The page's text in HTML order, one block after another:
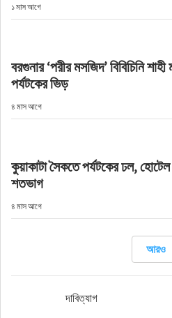
অপরাধ
প্রবাস
ভিডিও
১ মাস আগে
বরগুনার ‘পরীর মসজিদ’ বিবিচিনি
পর্যটকের ভিড়
৪ মাস আগে
কুয়াকাটা সৈকতে পর্যটকের ঢল, হোটেল
শতভাগ
৪ মাস আগে
আরও
দাবিত্যাগ